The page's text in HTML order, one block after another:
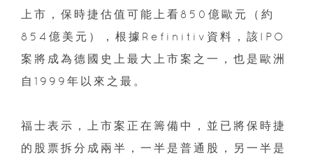
上市，保時捷估值可能上看850億歐元（約
854億美元），根據Refinitiv資料，該IPO
案將成為德國史上最大上市案之一，也是歐洲
自1999年以來之最。
福士表示，上市案正在籌備中，並已將保時捷
的股票拆分成兩半，一半是普通股，另一半是